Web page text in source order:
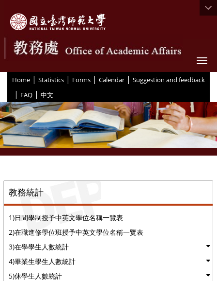
Home | Statistics | Forms | Calendar | Suggestion and feedback
| FAQ | 中文
教務統計
1)日間學制授予中英文學位名稱一覽表
2)在職進修學位班授予中英文學位名稱一覽表
3)在學學生人數統計
4)畢業生學生人數統計
5)休學生人數統計